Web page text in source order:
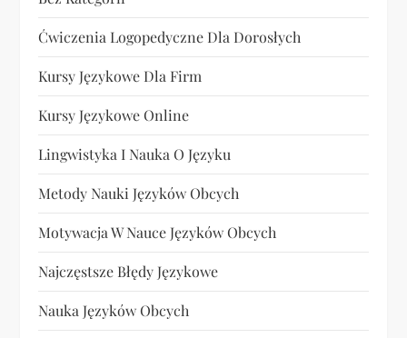
Ćwiczenia Logopedyczne Dla Dorosłych
Kursy Językowe Dla Firm
Kursy Językowe Online
Lingwistyka I Nauka O Języku
Metody Nauki Języków Obcych
Motywacja W Nauce Języków Obcych
Najczęstsze Błędy Językowe
Nauka Języków Obcych